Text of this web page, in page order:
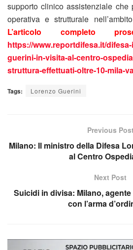
supporto clinico assistenziale che
operativa e strutturale
L’articolo completo
https://www.reportdifesa.it/
guerini-in-visita-al-centro-
struttura-effettuati-oltre-10-mila-
Tags: Lorenzo Guerini
Previous Post
Milano: Il ministro della Difesa
al Centro
Next Post
Suicidi in divisa: Milano,
con l’arma